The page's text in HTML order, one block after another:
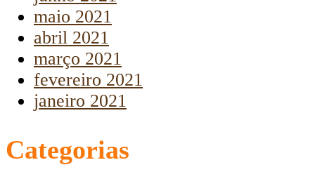
maio 2021
abril 2021
março 2021
fevereiro 2021
janeiro 2021
Categorias